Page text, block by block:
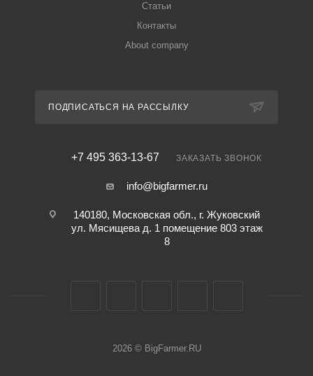
Статьи
Контакты
About company
ПОДПИСАТЬСЯ НА РАССЫЛКУ
+7 495 363-13-67 ЗАКАЗАТЬ ЗВОНОК
info@bigfarmer.ru
140180, Московская обл., г. Жуковский
ул. Мясищева д. 1 помещение 803 этаж
8
2026 © BigFarmer.RU